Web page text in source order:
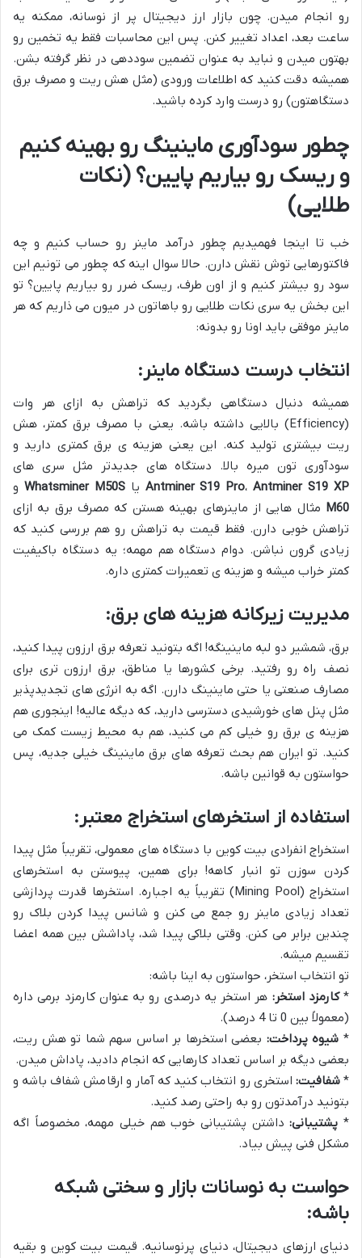
رو انجام میدن. چون بازار ارز دیجیتال پر از نوسانه، ممکنه یه
ساعت بعد، اعداد تغییر کنن. پس این محاسبات فقط یه تخمین رو
بهتون میدن و نباید به عنوان تضمین سوددهی در نظر گرفته بشن.
همیشه دقت کنید که اطلاعات ورودی (مثل هش ریت و مصرف برق
دستگاهتون) رو درست وارد کرده باشید.
چطور سودآوری ماینینگ رو بهینه کنیم
و ریسک رو بیاریم پایین؟ (نکات
طلایی)
خب تا اینجا فهمیدیم چطور درآمد ماینر رو حساب کنیم و چه
فاکتورهایی توش نقش دارن. حالا سوال اینه که چطور می تونیم این
سود رو بیشتر کنیم و از اون طرف، ریسک ضرر رو بیاریم پایین؟ تو
این بخش یه سری نکات طلایی رو باهاتون در میون می ذاریم که هر
ماینر موفقی باید اونا رو بدونه:
انتخاب درست دستگاه ماینر:
همیشه دنبال دستگاهی بگردید که تراهش به ازای هر وات
(Efficiency) بالایی داشته باشه. یعنی با مصرف برق کمتر، هش
ریت بیشتری تولید کنه. این یعنی هزینه ی برق کمتری دارید و
سودآوری تون میره بالا. دستگاه های جدیدتر مثل سری های
Antminer S19 Pro،Antminer S19 XP یاWhatsminer M50S و
M60 مثال هایی از ماینرهای بهینه هستن که مصرف برق به ازای
تراهش خوبی دارن. فقط قیمت به تراهش رو هم بررسی کنید که
زیادی گرون نباشن. دوام دستگاه هم مهمه؛ یه دستگاه باکیفیت
کمتر خراب میشه و هزینه ی تعمیرات کمتری داره.
مدیریت زیرکانه هزینه های برق:
برق، شمشیر دو لبه ماینینگه! اگه بتونید تعرفه برق ارزون پیدا کنید،
نصف راه رو رفتید. برخی کشورها یا مناطق، برق ارزون تری برای
مصارف صنعتی یا حتی ماینینگ دارن. اگه به انرژی های تجدیدپذیر
مثل پنل های خورشیدی دسترسی دارید، که دیگه عالیه! اینجوری هم
هزینه ی برق رو خیلی کم می کنید، هم به محیط زیست کمک می
کنید. تو ایران هم بحث تعرفه های برق ماینینگ خیلی جدیه، پس
حواستون به قوانین باشه.
استفاده از استخرهای استخراج معتبر:
استخراج انفرادی بیت کوین با دستگاه های معمولی، تقریباً مثل پیدا
کردن سوزن تو انبار کاهه! برای همین، پیوستن به استخرهای
استخراج (Mining Pool) تقریباً یه اجباره. استخرها قدرت پردازشی
تعداد زیادی ماینر رو جمع می کنن و شانس پیدا کردن بلاک رو
چندین برابر می کنن. وقتی بلاکی پیدا شد، پاداشش بین همه اعضا
تقسیم میشه.
تو انتخاب استخر، حواستون به اینا باشه:
*کارمزد استخر: هر استخر یه درصدی رو به عنوان کارمزد برمی داره
(معمولاً بین 0 تا 4 درصد).
* شیوه پرداخت: بعضی استخرها بر اساس سهم شما تو هش ریت،
بعضی دیگه بر اساس تعداد کارهایی که انجام دادید، پاداش میدن.
*شفافیت: استخری رو انتخاب کنید که آمار و ارقامش شفاف باشه و
بتونید درآمدتون رو به راحتی رصد کنید.
* پشتیبانی:داشتن پشتیبانی خوب هم خیلی مهمه، مخصوصاً اگه
مشکل فنی پیش بیاد.
حواست به نوسانات بازار و سختی شبکه
باشه:
دنیای ارزهای دیجیتال، دنیای پرنوسانیه. قیمت بیت کوین و بقیه